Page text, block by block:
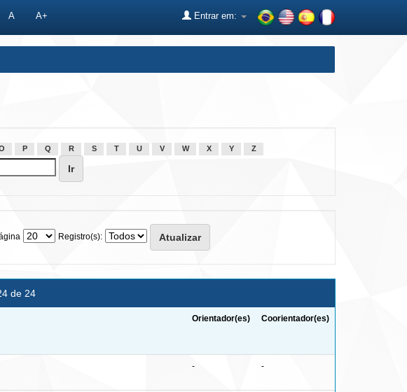
A A+ Entrar em:
P Q R S T U V W X Y Z
Registro(s):
de 24
Orientador(es) Coorientador(es)
- -